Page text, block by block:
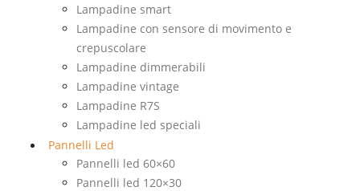
Lampadine smart
Lampadine con sensore di movimento e
crepuscolare
Lampadine dimmerabili
Lampadine vintage
Lampadine R7S
Lampadine led speciali
Pannelli Led
Pannelli led 60×60
Pannelli led 120×30